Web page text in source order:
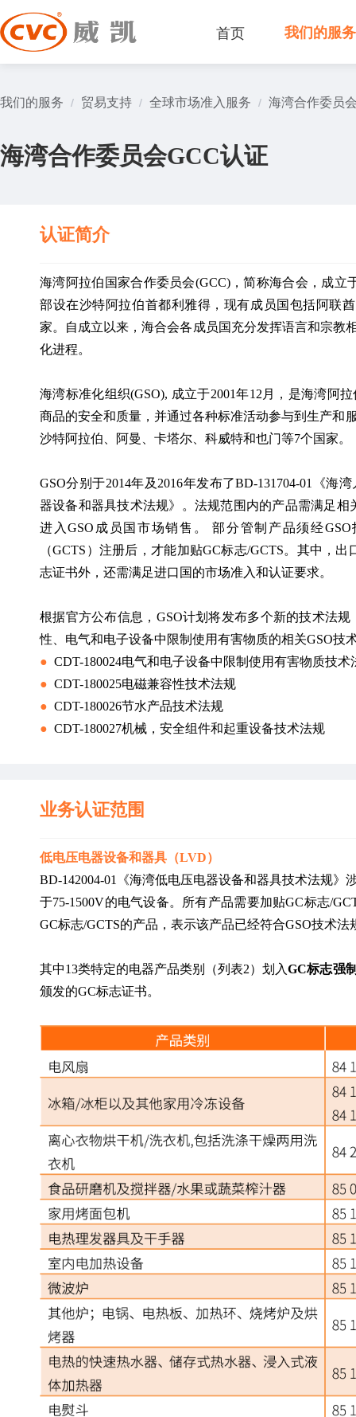
首页 我们的服务
我们的服务 / 贸易支持 / 全球市场准入服务 / 海湾合作委员
海湾合作委员会GCC认证
认证简介
海湾阿拉伯国家合作委员会(GCC)，简称海合会，成立
部设在沙特阿拉伯首都利雅得，现有成员国包括阿联
家。自成立以来，海合会各成员国充分发挥语言和宗教
化进程。
海湾标准化组织(GSO), 成立于2001年12月，是海湾阿
商品的安全和质量，并通过各种标准活动参与到生产和
沙特阿拉伯、阿曼、卡塔尔、科威特和也门等7个国家。
GSO分别于2014年及2016年发布了BD-131704-01《海
器设备和器具技术法规》。法规范围内的产品需满足
进入GSO成员国市场销售。 部分管制产品须经
（GCTS）注册后，才能加贴GC标志/GCTS。其中，
志证书外，还需满足进口国的市场准入和认证要求。
根据官方公布信息，GSO计划将发布多个新的技术法
性、电气和电子设备中限制使用有害物质的相关GSO技
● CDT-180024电气和电子设备中限制使用有害物质技术
● CDT-180025电磁兼容性技术法规
● CDT-180026节水产品技术法规
● CDT-180027机械，安全组件和起重设备技术法规
业务认证范围
低电压电器设备和器具（LVD）
BD-142004-01《海湾低电压电器设备和器具技术法规
于75-1500V的电气设备。所有产品需要加贴GC标志/
GC标志/GCTS的产品，表示该产品已经符合GSO技术法
其中13类特定的电器产品类别（列表2）划入GC标志强
颁发的GC标志证书。